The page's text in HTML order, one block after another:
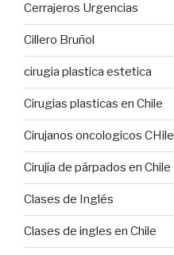
Cerrajeros Urgencias
Cillero Bruñol
cirugia plastica estetica
Cirugias plasticas en Chile
Cirujanos oncologicos CHile
Cirujía de párpados en Chile
Clases de Inglés
Clases de ingles en Chile